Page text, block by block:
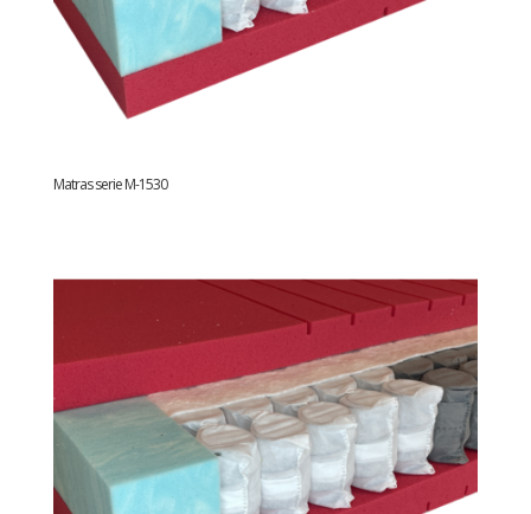
Matras serie M-1530